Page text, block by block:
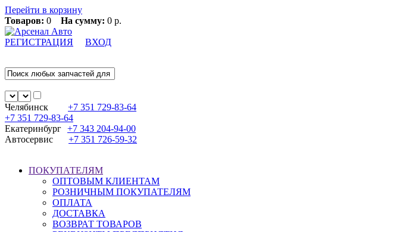
Перейти в корзину
Товаров: 0 На сумму: 0 р.
РЕГИСТРАЦИЯ ВХОД
Челябинск +7 351 729-83-64
+7 351 729-83-64
Екатеринбург +7 343 204-94-00
Автосервис
+7 351 726-59-32
ПОКУПАТЕЛЯМ
ОПТОВЫМ КЛИЕНТАМ
РОЗНИЧНЫМ ПОКУПАТЕЛЯМ
ОПЛАТА
ДОСТАВКА
ВОЗВРАТ ТОВАРОВ